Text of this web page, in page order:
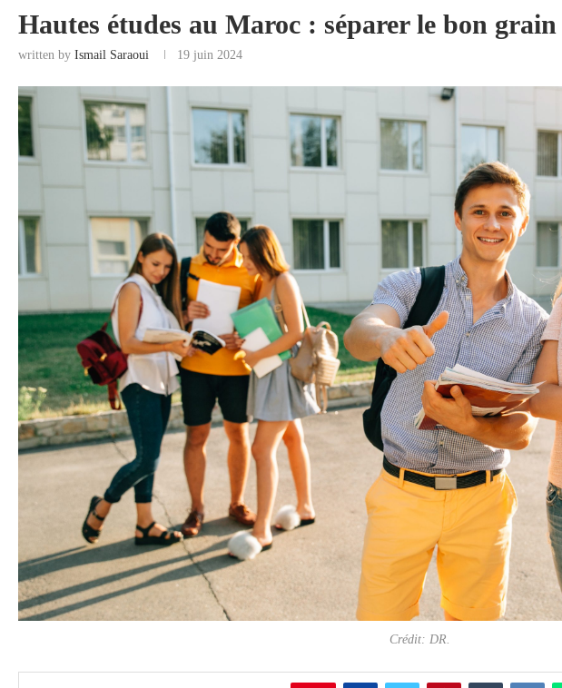
BOURSE
COMMERCE
Hautes études au Maroc : séparer le bon
written by Ismail Saraoui 19 juin 2024
Crédit: DR.